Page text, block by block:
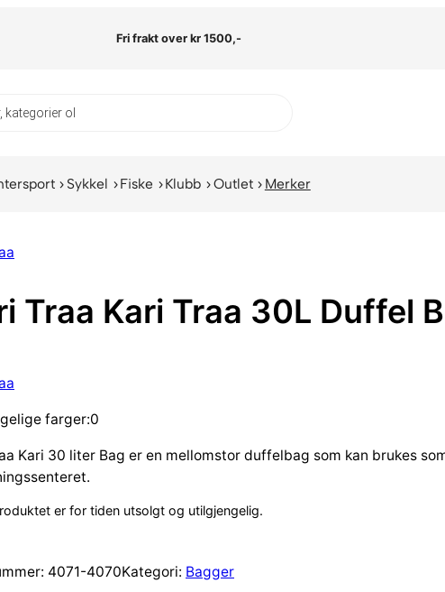
Fri frakt over kr 1500,-
Sykkel Fiske Klubb Outlet Merker
Traa Kari Traa 30L Duffel
farger:0
Kari 30 liter Bag er en mellomstor duffelbag som kan brukes
er for tiden utsolgt og utilgjengelig.
4071-4070Kategori: Bagger